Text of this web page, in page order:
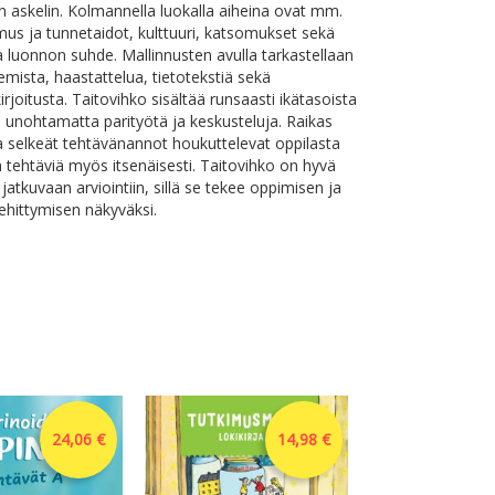
askelin. Kolmannella luokalla aiheina ovat mm.
ja tunnetaidot, kulttuuri, katsomukset sekä
luonnon suhde. Mallinnusten avulla tarkastellaan
haastattelua, tietotekstiä sekä
Taitovihko sisältää runsaasti ikätasoista
parityötä ja keskusteluja. Raikas
selkeät tehtävänannot houkuttelevat oppilasta
tehtäviä myös itsenäisesti. Taitovihko on hyvä
arviointiin, sillä se tekee oppimisen ja
näkyväksi.
24,06 € 14,98 €